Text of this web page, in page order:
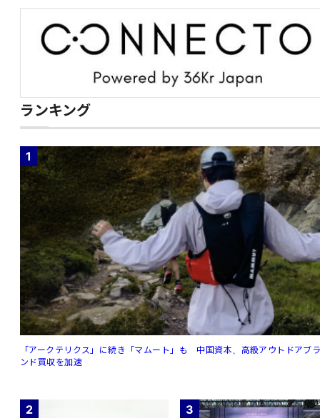
ランキング
1
「アークテリクス」に続き「マムート」も 中国資本、高級アウトドアブ
ンド買収を加速
2 3